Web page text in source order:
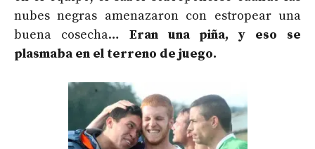
nubes negras amenazaron con estropear una
buena cosecha… Eran una piña, y eso se
plasmaba en el terreno de juego.